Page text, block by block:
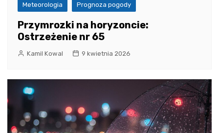
Meteorologia Prognoza pogody
Przymrozki na horyzoncie:
Ostrzeżenie nr 65
Kamil Kowal 9 kwietnia 2026